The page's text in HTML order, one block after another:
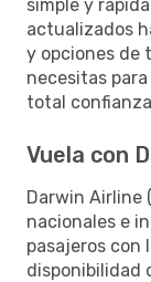
simple y
actualizados
y opciones de
necesitas
total
Vuela con
Darwin Airline
nacionales e
pasajeros con
disponibilidad